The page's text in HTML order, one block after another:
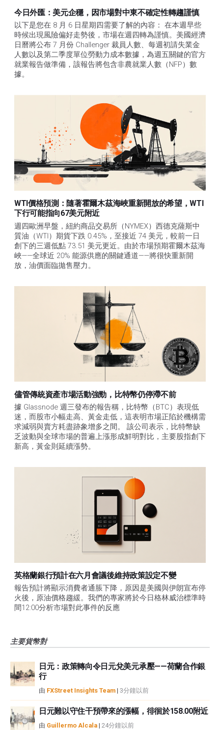
今日外匯：美元企穩，因市場對中東不確定性轉趨謹慎
以下是您在 8 月 6 日星期四需要了解的內容： 在本週早些
時候出現風險偏好走勢後，市場在週四轉為謹慎。美國經濟
日曆將公布 7 月份 Challenger 裁員人數、每週初請失業金
人數以及第二季度單位勞動力成本數據，為週五關鍵的官方
就業報告做準備，該報告將包含非農就業人數（NFP）數
據。
WTI價格預測：隨著霍爾木茲海峽重新開放的希望，WTI
下行可能指向67美元附近
週四歐洲早盤，紐約商品交易所（NYMEX）西德克薩斯中
質油（WTI）期貨下跌 0.45%，至接近 74 美元，較前一日
創下的三週低點 73.51 美元更近。由於市場預期霍爾木茲海
峽——全球近 20% 能源供應的關鍵通道——將很快重新開
放，油價面臨拋售壓力。
儘管傳統資產市場活動強勁，比特幣仍停滯不前
據 Glassnode 週三發布的報告稱，比特幣（BTC）表現低
迷，而股市小幅走高、黃金走低，這表明市場正陷於機構需
求減弱與賣方耗盡跡象增多之間。 該公司表示，比特幣缺
乏波動與全球市場的普遍上漲形成鮮明對比，主要股指創下
新高，黃金則延續漲勢。
英格蘭銀行預計在六月會議後維持政策設定不變
報告預計將顯示消費者通脹下降，原因是美國與伊朗宣布停
火後，原油價格趨緩。我們的專家將於今日格林威治標準時
間12:00分析市場對此事件的反應
主要貨幣對
日元：政策轉向令日元兌美元承壓——荷蘭合作銀
行
由 FXStreet Insights Team | 3分鐘以前
日元難以守住干預帶來的漲幅，徘徊於158.00附近
由 Guillermo Alcala | 24分鐘以前